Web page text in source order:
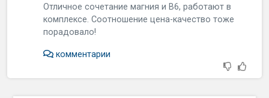
Отличное сочетание магния и B6, работают в
комплексе. Соотношение цена-качество тоже
порадовало!
комментарии